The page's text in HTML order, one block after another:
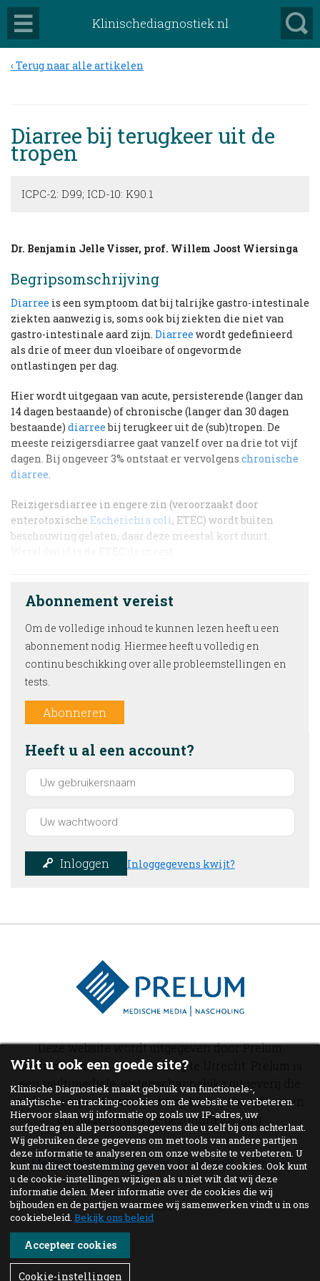
Klinischediagnostiek.nl
Terug naar alle artikelen
Diarree bij terugkeer uit de
tropen
ICPC-2: D99; ICD-10: K90.1
Dr. Benjamin Jelle Visser, prof. Willem Joost Wiersinga
Begripsomschrijving
Diarree is een symptoom dat bij talrijke gastro-intestinale
ziekten aanwezig is, soms ook bij ziekten die niet van
gastro-intestinale aard zijn. Diarree wordt gedefinieerd
als drie of meer dun vloeibare of ongevormde
ontlastingen per dag.
Hier wordt uitgegaan van acute, persisterende (langer dan
14 dagen bestaande) of chronische (langer dan 30 dagen
bestaande) diarreebij terugkeer uit de (sub)tropen. De
meeste reizigersdiarree gaat vanzelf over na drie tot vijf
dagen. Bij ongeveer 3% ontstaat er vervolgens chronische
diarree.
Reizigersdiarree in engere zin (veroorzaakt door
enterotoxische Escherichia coli, ETEC) wordt buiten
beschouwing gelaten, daar deze meestal kort duurt.
Abonnement vereist
Om de volledige inhoud te kunnen lezen heeft u een
abonnement nodig. Hiermee heeft u volledig en
continu beschikking over alle probleemstellingen en
tests.
Abonneren
Heeft u al een account?
Inloggen Inloggegevens kwijt?
Deze website wordt uitgegeven door Prelum
Medische media & nascholing te Utrecht. Prelum is
een multimediale, wetenschappelijke uitgeverij die
zich met zijn uitgaven richt op beroepsbeoefenaren
en studenten in de gezondheidszorg.
Medewerkers Disclaimer Copyright Privacy
© 2026
Wilt u ook een goede site?
Klinische Diagnostiek maakt gebruik van functionele-,
analytische- en tracking-cookies om de website te verbeteren.
Hiervoor slaan wij informatie op zoals uw IP-adres, uw
surfgedrag en alle persoonsgegevens die u zelf bij ons achterlaat.
Wij gebruiken deze gegevens om met tools van andere partijen
deze informatie te analyseren om onze website te verbeteren. U
kunt nu direct toestemming geven voor al deze cookies. Ook kunt
u de cookie-instellingen wijzigen als u niet wilt dat wij deze
informatie delen. Meer informatie over de cookies die wij
bijhouden en de partijen waarmee wij samenwerken vindt u in ons
cookiebeleid.Bekijk ons beleid
Accepteer cookies
Cookie-instellingen